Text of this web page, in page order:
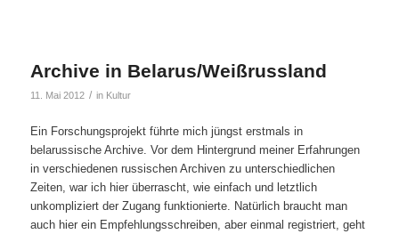
Archive in Belarus/Weißrussland
11. Mai 2012 / in Kultur
Ein Forschungsprojekt führte mich jüngst erstmals in
belarussische Archive. Vor dem Hintergrund meiner Erfahrungen
in verschiedenen russischen Archiven zu unterschiedlichen
Zeiten, war ich hier überrascht, wie einfach und letztlich
unkompliziert der Zugang funktionierte. Natürlich braucht man
auch hier ein Empfehlungsschreiben, aber einmal registriert, geht